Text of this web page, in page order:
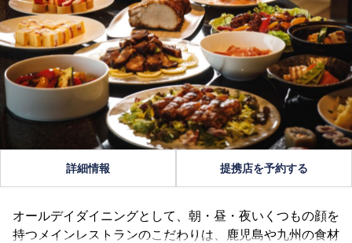
詳細情報 提携店を予約する
オールデイダイニングとして、朝・昼・夜いくつもの顔を
持つメインレストランのこだわりは、鹿児島や九州の食材